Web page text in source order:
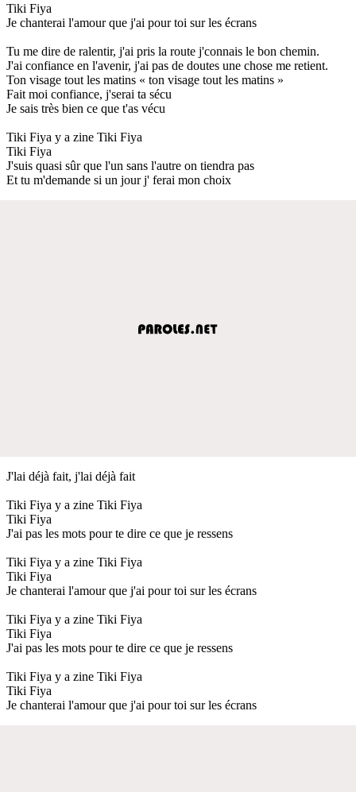
Tiki Fiya
Je chanterai l'amour que j'ai pour toi sur les écrans
Tu me dire de ralentir, j'ai pris la route j'connais le bon chemin.
J'ai confiance en l'avenir, j'ai pas de doutes une chose me retient.
Ton visage tout les matins « ton visage tout les matins »
Fait moi confiance, j'serai ta sécu
Je sais très bien ce que t'as vécu
Tiki Fiya y a zine Tiki Fiya
Tiki Fiya
J'suis quasi sûr que l'un sans l'autre on tiendra pas
Et tu m'demande si un jour j' ferai mon choix
J'lai déjà fait, j'lai déjà fait
Tiki Fiya y a zine Tiki Fiya
Tiki Fiya
J'ai pas les mots pour te dire ce que je ressens
Tiki Fiya y a zine Tiki Fiya
Tiki Fiya
Je chanterai l'amour que j'ai pour toi sur les écrans
Tiki Fiya y a zine Tiki Fiya
Tiki Fiya
J'ai pas les mots pour te dire ce que je ressens
Tiki Fiya y a zine Tiki Fiya
Tiki Fiya
Je chanterai l'amour que j'ai pour toi sur les écrans